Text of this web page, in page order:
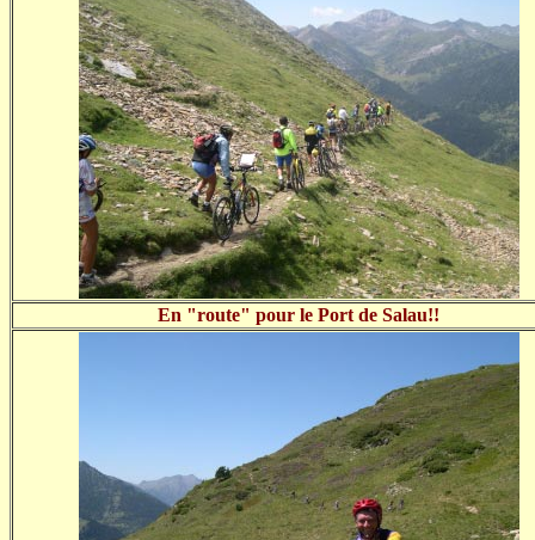
En "route" pour le Port de Salau!!